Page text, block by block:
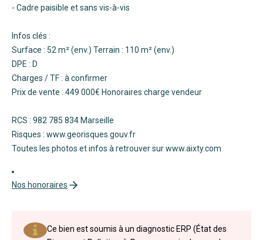
- Cadre paisible et sans vis-à-vis
Infos clés :
Surface : 52 m² (env.) Terrain : 110 m² (env.)
DPE : D
Charges / TF : à confirmer
Prix de vente : 449 000€ Honoraires charge vendeur
RCS : 982 785 834 Marseille
Risques : www.georisques.gouv.fr
Toutes les photos et infos à retrouver sur www.aixty.com
Nos honoraires
Ce bien est soumis à un diagnostic ERP (État des